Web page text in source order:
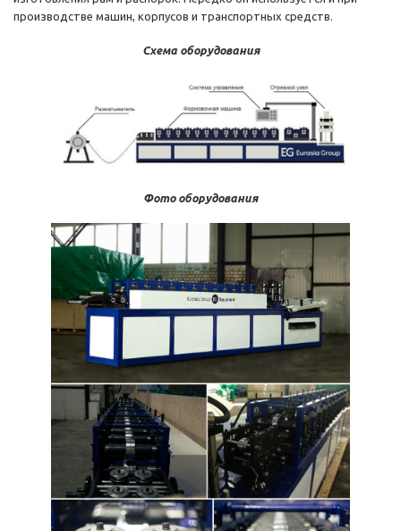
производстве машин, корпусов и транспортных средств.
Схема оборудования
Фото оборудования